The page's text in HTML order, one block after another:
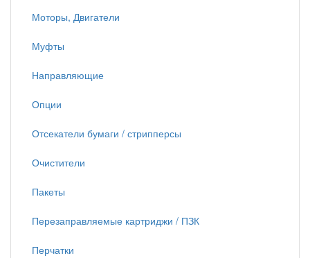
Моторы, Двигатели
Муфты
Направляющие
Опции
Отсекатели бумаги / стрипперсы
Очистители
Пакеты
Перезаправляемые картриджи / ПЗК
Перчатки